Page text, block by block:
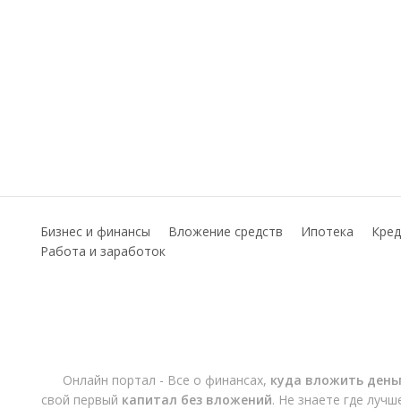
Бизнес и финансы Вложение средств Ипотека
Работа и заработок
Онлайн портал - Все о финансах, куда вложить
свой первый капитал без вложений. Не знаете где